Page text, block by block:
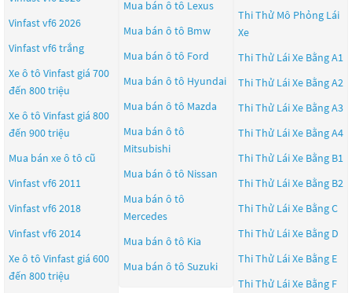
Vinfast vf6 2026
Vinfast vf6 trắng
Xe ô tô Vinfast giá 700
đến 800 triệu
Xe ô tô Vinfast giá 800
đến 900 triệu
Mua bán xe ô tô cũ
Vinfast vf6 2011
Vinfast vf6 2018
Vinfast vf6 2014
Xe ô tô Vinfast giá 600
đến 800 triệu
Mua bán ô tô Lexus
Mua bán ô tô Bmw
Mua bán ô tô Ford
Mua bán ô tô Hyundai
Mua bán ô tô Mazda
Mua bán ô tô
Mitsubishi
Mua bán ô tô Nissan
Mua bán ô tô
Mercedes
Mua bán ô tô Kia
Mua bán ô tô Suzuki
Thi Thử Mô Phỏng Lái
Xe
Thi Thử Lái Xe Bằng A1
Thi Thử Lái Xe Bằng A2
Thi Thử Lái Xe Bằng A3
Thi Thử Lái Xe Bằng A4
Thi Thử Lái Xe Bằng B1
Thi Thử Lái Xe Bằng B2
Thi Thử Lái Xe Bằng C
Thi Thử Lái Xe Bằng D
Thi Thử Lái Xe Bằng E
Thi Thử Lái Xe Bằng F